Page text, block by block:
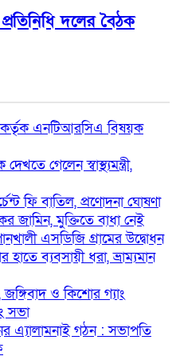
দলের বৈঠক
কর্তৃক এনটিআরসিএ বিষয়ক
গেলেন স্বাস্থ্যমন্ত্রী,
ফি বাতিল, প্রণোদনা ঘোষণা
জামিন, মুক্তিতে বাধা নেই
এসডিজি গ্রামের উদ্বোধন
ব্যবসায়ী ধরা, ভ্রাম্যমান
ও কিশোর গ্যাং
সভা
এ্যালামনাই গঠন : সভাপতি